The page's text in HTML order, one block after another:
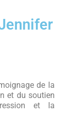
de la
et du soutien
et la